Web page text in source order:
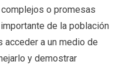
o promesas
de la población
acceder a un medio de
y demostrar